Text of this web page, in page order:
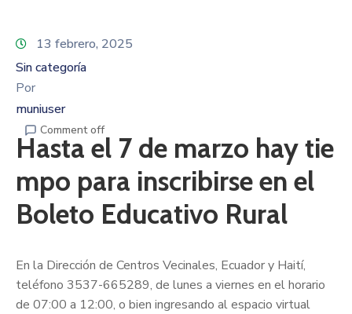
13 febrero, 2025
Sin categoría
Por
muniuser
Comment off
Hasta el 7 de marzo hay tie
mpo para inscribirse en el
Boleto Educativo Rural
En la Dirección de Centros Vecinales, Ecuador y Haití,
teléfono 3537-665289, de lunes a viernes en el horario
de 07:00 a 12:00, o bien ingresando al espacio virtual